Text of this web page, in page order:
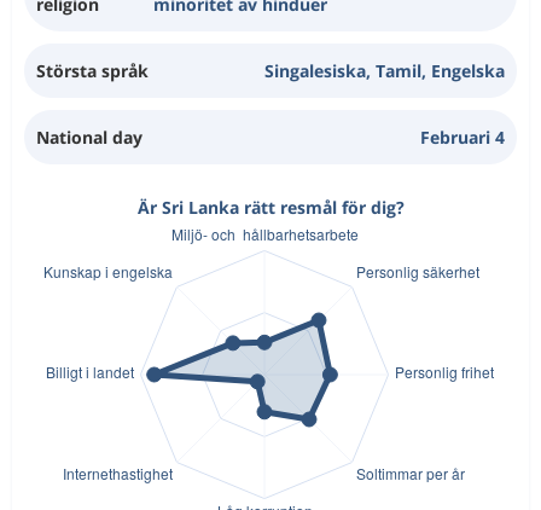
Största språk Singalesiska, Tamil, Engelska
National day Februari 4
Är Sri Lanka rätt resmål för dig?